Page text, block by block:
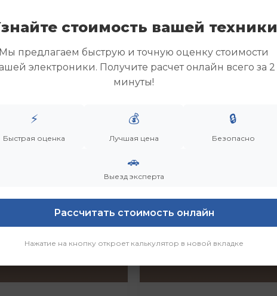
стоимость вашей техники
предлагаем быструю и точную оценку стоимости
электроники. Получите расчет онлайн всего за 2
минуты!
⚡
Быстрая оценка
💰
Лучшая цена
🔒
Безопасно
🚗
Выезд эксперта
Рассчитать стоимость онлайн
Нажатие на кнопку откроет калькулятор в новой вкладке